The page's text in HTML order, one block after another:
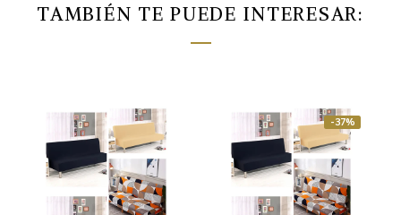
TAMBIÉN TE PUEDE INTERESAR:
-37%